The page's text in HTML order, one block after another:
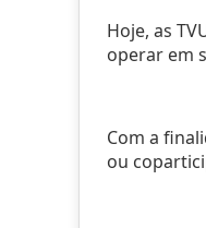
Hoje, as
operar em
Com a
ou